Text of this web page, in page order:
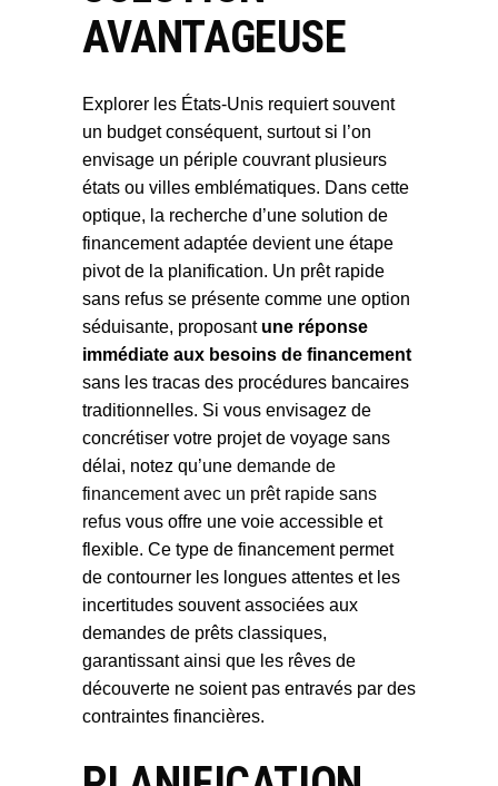
AVANTAGEUSE
Explorer les États-Unis requiert souvent
un budget conséquent, surtout si l’on
envisage un périple couvrant plusieurs
états ou villes emblématiques. Dans cette
optique, la recherche d’une solution de
financement adaptée devient une étape
pivot de la planification. Un prêt rapide
sans refus se présente comme une option
séduisante, proposant une réponse
immédiate aux besoins de financement
sans les tracas des procédures bancaires
traditionnelles. Si vous envisagez de
concrétiser votre projet de voyage sans
délai, notez qu’une demande de
financement avec un prêt rapide sans
refus vous offre une voie accessible et
flexible. Ce type de financement permet
de contourner les longues attentes et les
incertitudes souvent associées aux
demandes de prêts classiques,
garantissant ainsi que les rêves de
découverte ne soient pas entravés par des
contraintes financières.